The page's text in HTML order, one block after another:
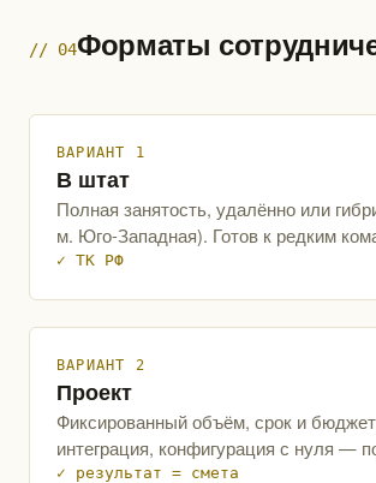
// 04Форматы
ВАРИАНТ 1
В штат
Полная занятость, удалённо или
м. Юго-Западная). Готов к редким
✓ ТК РФ
ВАРИАНТ 2
Проект
Фиксированный объём, срок и
интеграция, конфигурация с нуля —
✓ результат = смета